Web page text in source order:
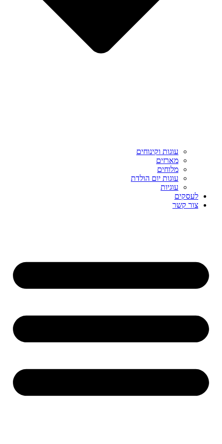
עוגות וקינוחים
מארזים
מלוחים
עוגות יום הולדת
עוגיות
לעסקים
צור קשר